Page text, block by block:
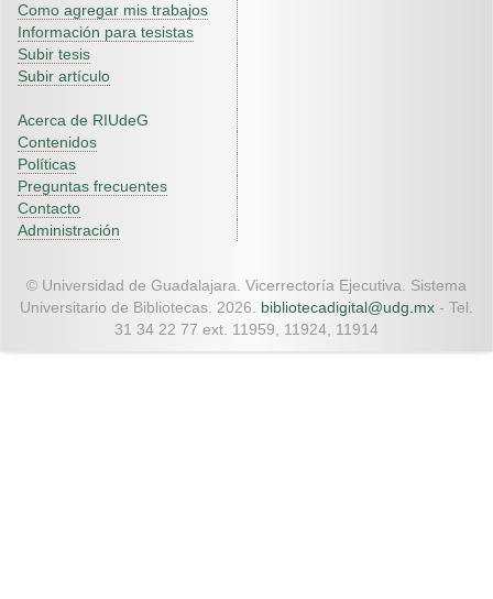
Como agregar mis trabajos
Información para tesistas
Subir tesis
Subir artículo
Acerca de RIUdeG
Contenidos
Políticas
Preguntas frecuentes
Contacto
Administración
© Universidad de Guadalajara. Vicerrectoría Ejecutiva. Sistema
Universitario de Bibliotecas. 2026. bibliotecadigital@udg.mx - Tel.
31 34 22 77 ext. 11959, 11924, 11914